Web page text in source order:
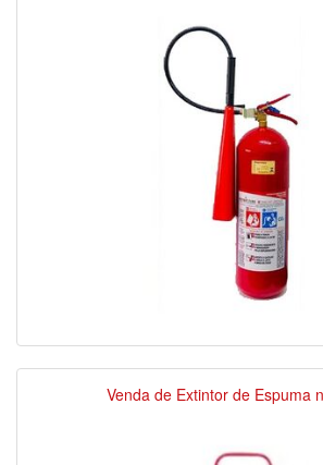
Venda de Extintor de Espuma